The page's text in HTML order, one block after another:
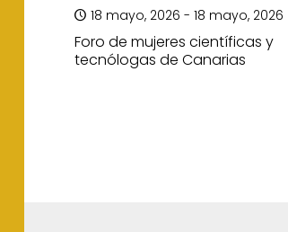
18 mayo, 2026 - 18 mayo, 2026
Foro de mujeres científicas y
tecnólogas de Canarias